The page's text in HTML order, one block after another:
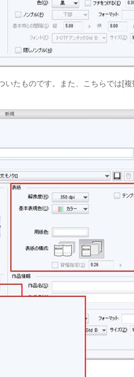
たものです。また、こちらでは[